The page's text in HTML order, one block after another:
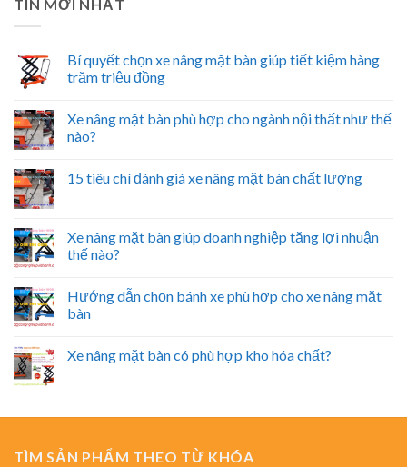
TIN MỚI NHẤT
Bí quyết chọn xe nâng mặt bàn giúp tiết kiệm hàng
trăm triệu đồng
Xe nâng mặt bàn phù hợp cho ngành nội thất như thế
nào?
15 tiêu chí đánh giá xe nâng mặt bàn chất lượng
Xe nâng mặt bàn giúp doanh nghiệp tăng lợi nhuận
thế nào?
Hướng dẫn chọn bánh xe phù hợp cho xe nâng mặt
bàn
Xe nâng mặt bàn có phù hợp kho hóa chất?
TÌM SẢN PHẨM THEO TỪ KHÓA